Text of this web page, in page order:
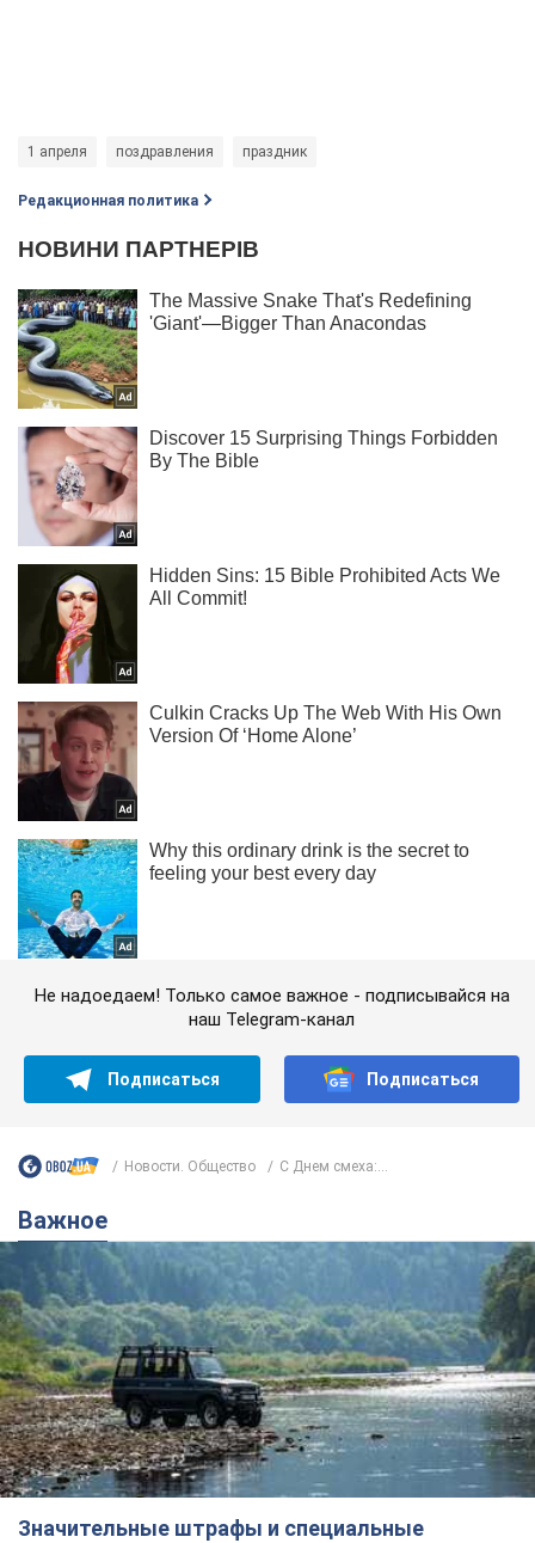
1 апреля поздравления праздник
Редакционная политика
Не надоедаем! Только самое важное - подписывайся на
наш Telegram-канал
Подписаться Подписаться
Новости. Общество С Днем смеха:...
Важное
Значительные штрафы и специальные